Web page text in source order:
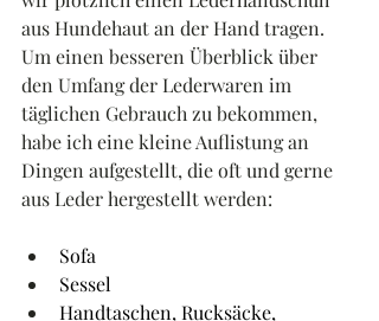
aus Hundehaut an der Hand tragen.
Um einen besseren Überblick über
den Umfang der Lederwaren im
täglichen Gebrauch zu bekommen,
habe ich eine kleine Auflistung an
Dingen aufgestellt, die oft und gerne
aus Leder hergestellt werden:
Sofa
Sessel
Handtaschen, Rucksäcke,